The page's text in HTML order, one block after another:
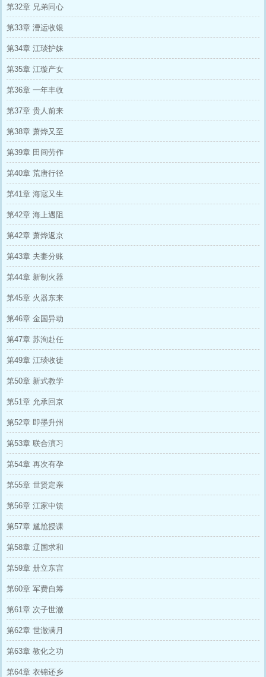
第32章 兄弟同心
第33章 漕运收银
第34章 江琰护妹
第35章 江璇产女
第36章 一年丰收
第37章 贵人前来
第38章 萧烨又至
第39章 田间劳作
第40章 荒唐行径
第41章 海寇又生
第42章 海上遇阻
第42章 萧烨返京
第43章 夫妻分账
第44章 新制火器
第45章 火器东来
第46章 金国异动
第47章 苏洵赴任
第49章 江琰收徒
第50章 新式教学
第51章 允承回京
第52章 即墨升州
第53章 联合演习
第54章 再次有孕
第55章 世贤定亲
第56章 江家中馈
第57章 尴尬授课
第58章 辽国求和
第59章 册立东宫
第60章 军费自筹
第61章 次子世澈
第62章 世澈满月
第63章 教化之功
第64章 衣锦还乡